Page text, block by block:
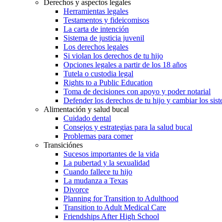
Derechos y aspectos legales
Herramientas legales
Testamentos y fideicomisos
La carta de intención
Sistema de justicia juvenil
Los derechos legales
Si violan los derechos de tu hijo
Opciones legales a partir de los 18 años
Tutela o custodia legal
Rights to a Public Education
Toma de decisiones con apoyo y poder notarial
Defender los derechos de tu hijo y cambiar los
Alimentación y salud bucal
Cuidado dental
Consejos y estrategias para la salud bucal
Problemas para comer
Transiciónes
Sucesos importantes de la vida
La pubertad y la sexualidad
Cuando fallece tu hijo
La mudanza a Texas
Divorce
Planning for Transition to Adulthood
Transition to Adult Medical Care
Friendships After High School